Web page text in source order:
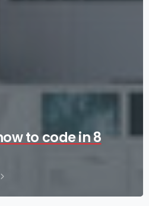
to code in 8